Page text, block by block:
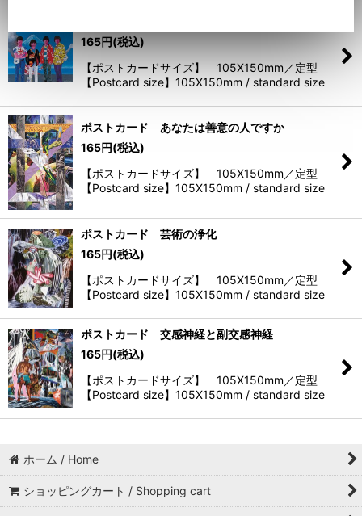
165円(税込)
【ポストカードサイズ】 105X150mm／定型
【Postcard size】105X150mm / standard size
ポストカード あなたは善意の人ですか
165円(税込)
【ポストカードサイズ】 105X150mm／定型
【Postcard size】105X150mm / standard size
ポストカード 芸術の浄化
165円(税込)
【ポストカードサイズ】 105X150mm／定型
【Postcard size】105X150mm / standard size
ポストカード 交感神経と副交感神経
165円(税込)
【ポストカードサイズ】 105X150mm／定型
【Postcard size】105X150mm / standard size
ホーム / Home
ショッピングカート / Shopping cart